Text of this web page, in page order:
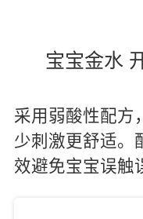
宝宝金水
采用弱酸性配方
少刺激更舒适。
效避免宝宝误触